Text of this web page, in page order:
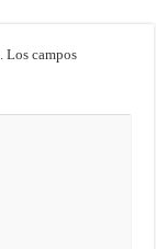
Los campos